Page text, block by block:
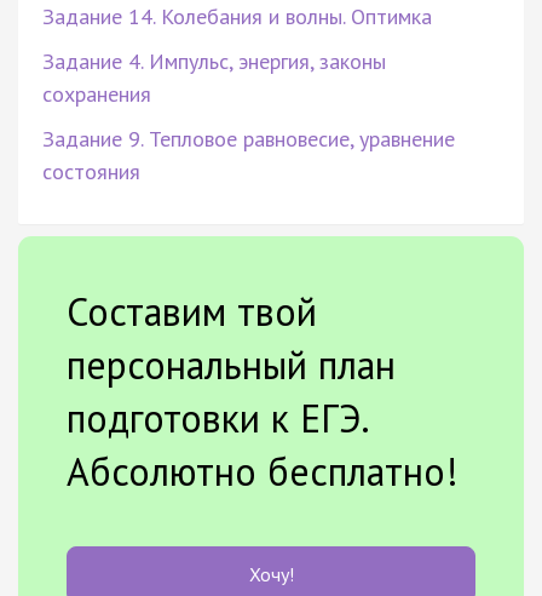
Задание 14. Колебания и волны. Оптимка
Задание 4. Импульс, энергия, законы
сохранения
Задание 9. Тепловое равновесие, уравнение
состояния
Составим твой
персональный план
подготовки к ЕГЭ.
Абсолютно бесплатно!
Хочу!